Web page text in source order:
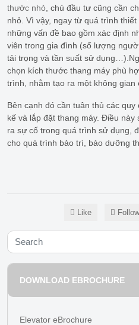
thước nhỏ , chủ đầu tư cũng cần
nhỏ. Vì vậy, ngay từ quá trình
những vấn đề bao gồm xác định
viên trong gia đình (số lượng
tải trọng và tần suất sử
chọn kích thước thang máy phù
trình, nhằm tạo ra một không gian
Bên cạnh đó cần tuân thủ các
kế và lắp đặt thang máy. Điều
ra sự cố trong quá trình sử dụng,
cho quá trình bảo trì, bảo dưỡng
Like Follow
DOWNLOAD EBROCHURE
Elevator eBrochure